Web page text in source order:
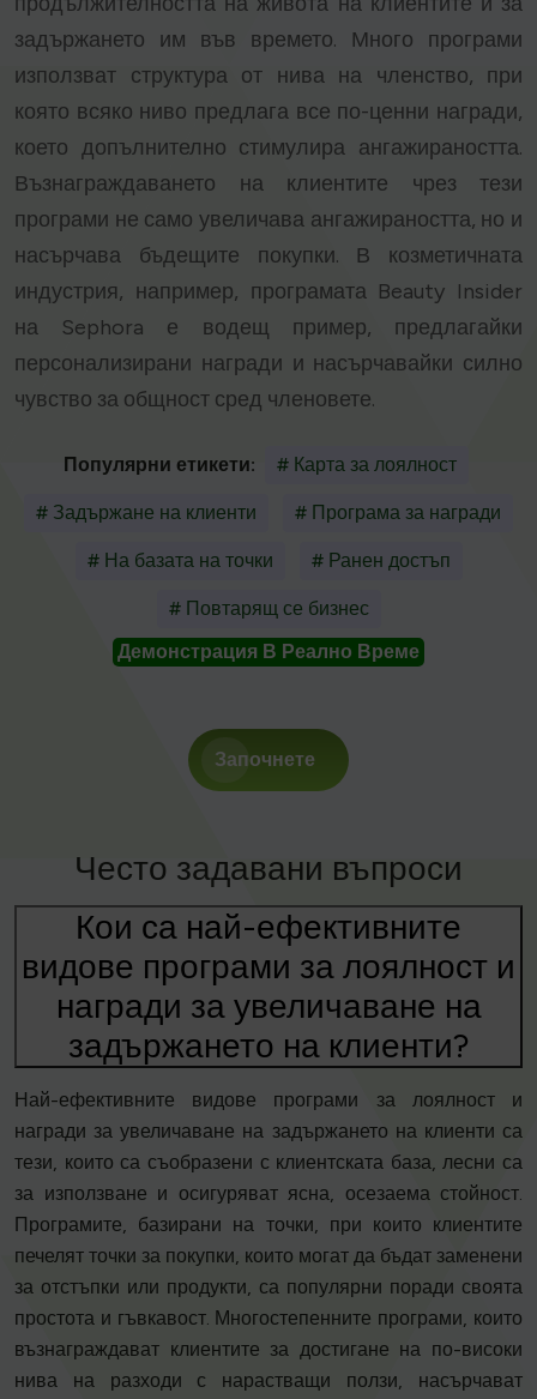
задържането им във времето. Много програми
използват структура от нива на членство, при
която всяко ниво предлага все по-ценни награди,
което допълнително стимулира ангажираността.
Възнаграждаването на клиентите чрез тези
програми не само увеличава ангажираността, но и
насърчава бъдещите покупки. В козметичната
индустрия, например, програмата Beauty Insider
на Sephora е водещ пример, предлагайки
персонализирани награди и насърчавайки силно
чувство за общност сред членовете.
Популярни етикети: # Карта за лоялност
# Задържане на клиенти # Програма за награди
# На базата на точки # Ранен достъп
# Повтарящ се бизнес
Демонстрация В Реално Време
Започнете
Често задавани въпроси
Кои са най-ефективните
видове програми за лоялност и
награди за увеличаване на
задържането на клиенти?
Най-ефективните видове програми за лоялност и
награди за увеличаване на задържането на клиенти са
тези, които са съобразени с клиентската база, лесни са
за използване и осигуряват ясна, осезаема стойност.
Програмите, базирани на точки, при които клиентите
печелят точки за покупки, които могат да бъдат заменени
за отстъпки или продукти, са популярни поради своята
простота и гъвкавост. Многостепенните програми, които
възнаграждават клиентите за достигане на по-високи
нива на разходи с нарастващи ползи, насърчават